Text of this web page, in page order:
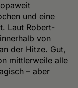
und eine
Laut Robert-
von
der Hitze. Gut,
mittlerweile alle
– aber